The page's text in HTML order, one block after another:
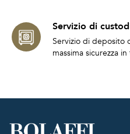
Servizio di
Servizio di deposito
massima sicurezza